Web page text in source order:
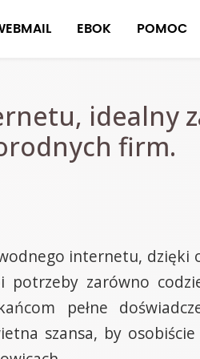
EBOK POMOC
idealny
firm.
internetu, dzięki
potrzeby zarówno
pełne
szansa, by